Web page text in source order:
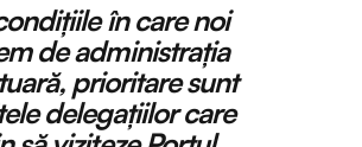
în care noi
de administrația
prioritare sunt
delegațiilor care